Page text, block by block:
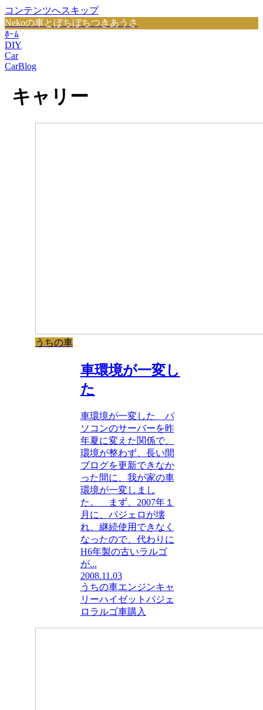
コンテンツへスキップ
Nekoの車とぼちぼちつきあうさ
ﾎｰﾑ
DIY
Car
CarBlog
キャリー
うちの車
車環境が一変し
た
車環境が一変した パ
ソコンのサーバーを昨
年夏に変えた関係で、
環境が整わず、長い間
ブログを更新できなか
った間に、我が家の車
環境が一変しまし
た。 まず、2007年１
月に、パジェロが壊
れ、継続使用できなく
なったので、代わりに
H6年製の古いラルゴ
が...
2008.11.03
うちの車エンジンキャ
リーハイゼット パジェ
ロ ラルゴ車購入